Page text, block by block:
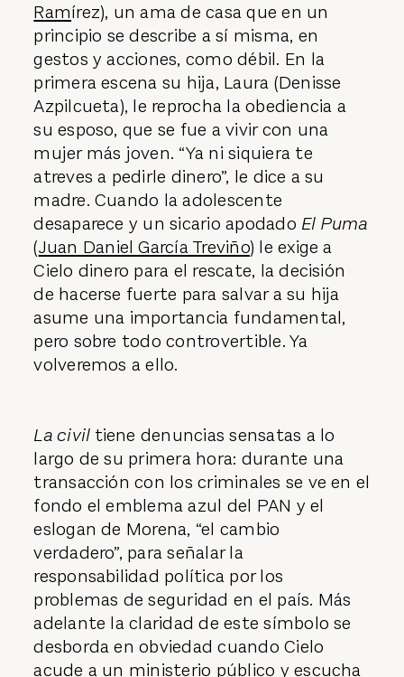
Ramírez), un ama de casa que en un
principio se describe a sí misma, en
gestos y acciones, como débil. En la
primera escena su hija, Laura (Denisse
Azpilcueta), le reprocha la obediencia a
su esposo, que se fue a vivir con una
mujer más joven. “Ya ni siquiera te
atreves a pedirle dinero”, le dice a su
madre. Cuando la adolescente
desaparece y un sicario apodado El Puma
(Juan Daniel García Treviño) le exige a
Cielo dinero para el rescate, la decisión
de hacerse fuerte para salvar a su hija
asume una importancia fundamental,
pero sobre todo controvertible. Ya
volveremos a ello.
La civil tiene denuncias sensatas a lo
largo de su primera hora: durante una
transacción con los criminales se ve en el
fondo el emblema azul del PAN y el
eslogan de Morena, “el cambio
verdadero”, para señalar la
responsabilidad política por los
problemas de seguridad en el país. Más
adelante la claridad de este símbolo se
desborda en obviedad cuando Cielo
acude a un ministerio público y escucha